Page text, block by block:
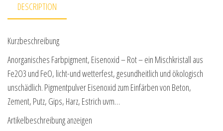
DESCRIPTION
Kurzbeschreibung
Anorganisches Farbpigment, Eisenoxid – Rot – ein Mischkristall aus
Fe2O3 und FeO, licht-und wetterfest, gesundheitlich und ökologisch
unschädlich. Pigmentpulver Eisenoxid zum Einfärben von Beton,
Zement, Putz, Gips, Harz, Estrich uvm…
Artikelbeschreibung anzeigen